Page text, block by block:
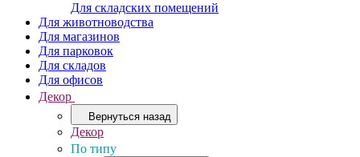
Для складских помещений
Для животноводства
Для магазинов
Для парковок
Для складов
Для офисов
Декор
Вернуться назад
Декор
По типу